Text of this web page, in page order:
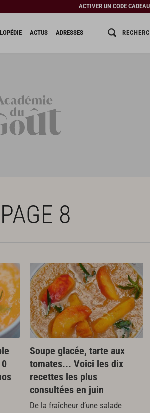
ACTIVER UN CODE CADEAU
ACTUS ADRESSES
8
Soupe glacée, tarte aux
tomates... Voici les dix
recettes les plus
consultées en juin
De la fraîcheur d’une salade